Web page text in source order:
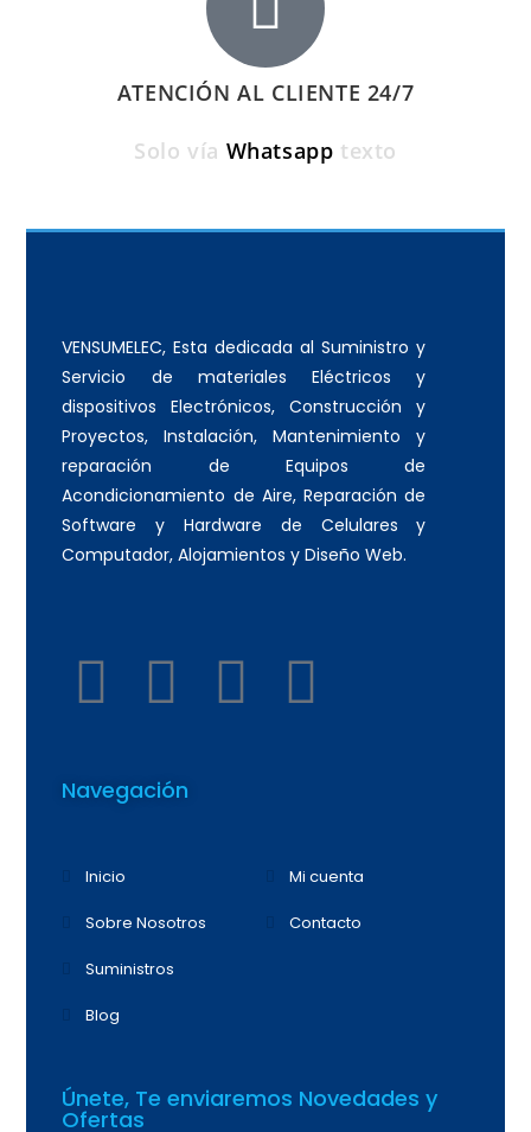
ATENCIÓN AL CLIENTE 24/7
Solo vía Whatsapp texto
VENSUMELEC, Esta dedicada al Suministro y
Servicio de materiales Eléctricos y
dispositivos Electrónicos, Construcción y
Proyectos, Instalación, Mantenimiento y
reparación de Equipos de
Acondicionamiento de Aire, Reparación de
Software y Hardware de Celulares y
Computador, Alojamientos y Diseño Web.
Navegación
Inicio
Sobre Nosotros
Suministros
Blog
Mi cuenta
Contacto
Únete, Te enviaremos Novedades y
Ofertas